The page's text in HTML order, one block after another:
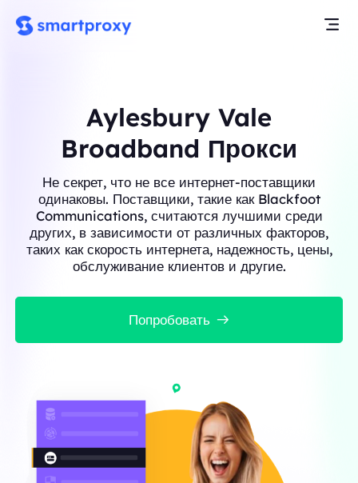
Aylesbury Vale
Broadband Прокси
Не секрет, что не все интернет-поставщики
одинаковы. Поставщики, такие как Blackfoot
Communications, считаются лучшими среди
других, в зависимости от различных факторов,
таких как скорость интернета, надежность, цены,
обслуживание клиентов и другие.
Попробовать